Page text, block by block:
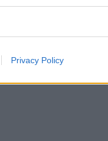
Privacy Policy